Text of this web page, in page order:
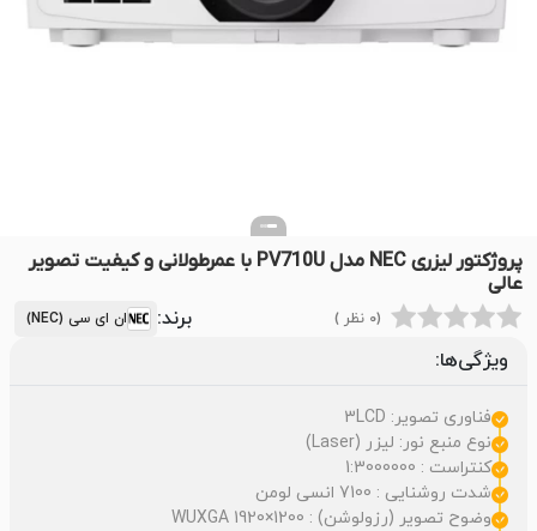
پروژکتور لیزری NEC مدل PV710U با عمرطولانی و کیفیت تصویر
عالی
(0 نظر ) برند: ان ای سی (NEC)
ویژگی‌ها:
فناوری تصویر: 3LCD
نوع منبع نور: لیزر (Laser)
کنتراست : 1:3000000
شدت روشنایی : 7100 انسی لومن
وضوح تصویر (رزولوشن) : WUXGA 1920×1200